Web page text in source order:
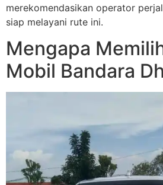
merekomendasikan operator
siap melayani rute ini.
Mengapa
Mobil Bandara